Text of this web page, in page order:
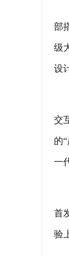
部
级
设
交
的
一
首
验